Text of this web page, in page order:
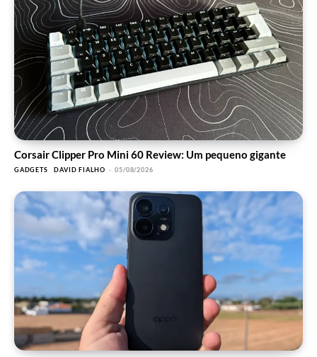
Corsair Clipper Pro Mini 60 Review: Um pequeno gigante
GADGETS DAVID FIALHO - 05/08/2026